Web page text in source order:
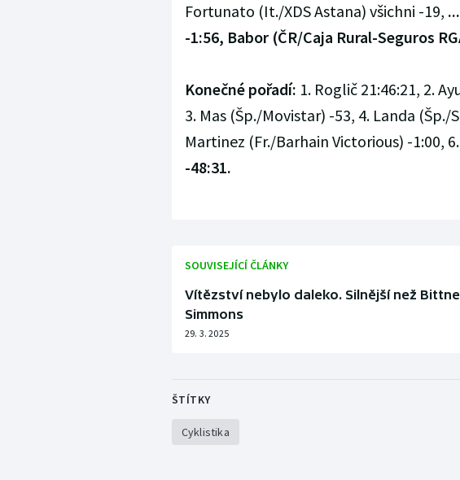
Fortunato (It./XDS Astana) všichni -19,
-1:56, Babor (ČR/Caja Rural-Seguros
Konečné pořadí: 1. Roglič 21:46:21, 2.
3. Mas (Šp./Movistar) -53, 4. Landa (Šp./
Martinez (Fr./Barhain Victorious) -1:00,
-48:31.
SOUVISEJÍCÍ ČLÁNKY
Vítězství nebylo daleko. Silnější než
Simmons
29. 3. 2025
ŠTÍTKY
Cyklistika